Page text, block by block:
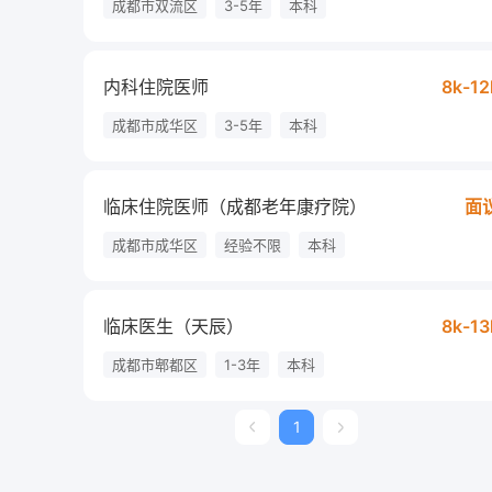
成都市双流区 3-5年 本科
内科住院医师 8k-
成都市成华区 3-5年 本科
临床住院医师（成都老年康疗院） 面
成都市成华区 经验不限 本科
临床医生（天辰） 8k-
成都市郫都区 1-3年 本科
1